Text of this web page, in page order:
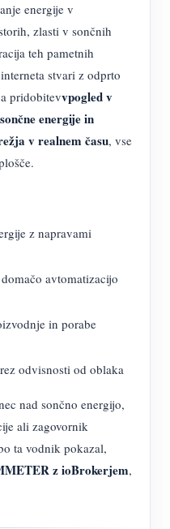
energije v
zlasti v sončnih
teh pametnih
stvari z odprto
pridobitevvpogled v
energije in
v realnem času, vse
z napravami
avtomatizacijo
in porabe
odvisnosti od oblaka
nad sončno energijo,
ali zagovornik
ta vodnik pokazal,
z ioBrokerjem,